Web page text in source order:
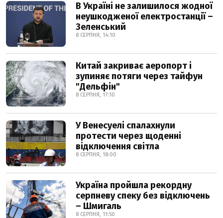
В Україні не залишилося жодної
неушкодженої електростанції –
Зеленський
8 СЕРПНЯ, 14:10
Китай закриває аеропорт і
зупиняє потяги через тайфун
"Дельфін"
8 СЕРПНЯ, 17:10
У Венесуелі спалахнули
протести через щоденні
відключення світла
8 СЕРПНЯ, 18:00
Україна пройшла рекордну
серпневу спеку без відключень
– Шмигаль
8 СЕРПНЯ, 11:50